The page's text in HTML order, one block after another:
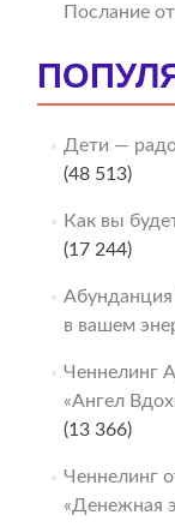
Послание
Дети —
(48 513)
Как вы
(17 244)
Абунданция
в вашем
Ченнелинг
«Ангел
(13 366)
Ченнелинг
«Денежная